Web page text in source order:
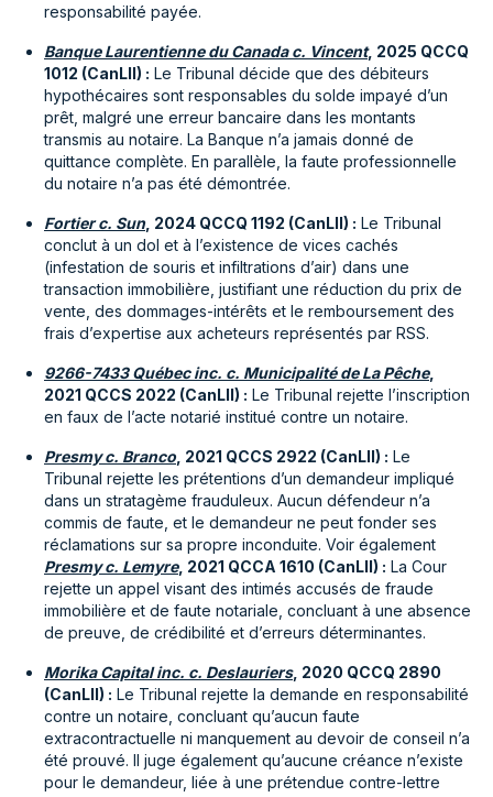
responsabilité payée.
Banque Laurentienne du Canada c. Vincent, 2025 QCCQ
1012 (CanLII) : Le Tribunal décide que des débiteurs
hypothécaires sont responsables du solde impayé d’un
prêt, malgré une erreur bancaire dans les montants
transmis au notaire. La Banque n’a jamais donné de
quittance complète. En parallèle, la faute professionnelle
du notaire n’a pas été démontrée.
Fortier c. Sun, 2024 QCCQ 1192 (CanLII) : Le Tribunal
conclut à un dol et à l’existence de vices cachés
(infestation de souris et infiltrations d’air) dans une
transaction immobilière, justifiant une réduction du prix de
vente, des dommages-intérêts et le remboursement des
frais d’expertise aux acheteurs représentés par RSS.
9266-7433 Québec inc. c. Municipalité de La Pêche,
2021 QCCS 2022 (CanLII) : Le Tribunal rejette l’inscription
en faux de l’acte notarié institué contre un notaire.
Presmy c. Branco , 2021 QCCS 2922 (CanLII) : Le
Tribunal rejette les prétentions d’un demandeur impliqué
dans un stratagème frauduleux. Aucun défendeur n’a
commis de faute, et le demandeur ne peut fonder ses
réclamations sur sa propre inconduite. Voir également
Presmy c. Lemyre, 2021 QCCA 1610 (CanLII) : La Cour
rejette un appel visant des intimés accusés de fraude
immobilière et de faute notariale, concluant à une absence
de preuve, de crédibilité et d’erreurs déterminantes.
Morika Capital inc. c. Deslauriers, 2020 QCCQ 2890
(CanLII) : Le Tribunal rejette la demande en responsabilité
contre un notaire, concluant qu’aucun faute
extracontractuelle ni manquement au devoir de conseil n’a
été prouvé. Il juge également qu’aucune créance n’existe
pour le demandeur, liée à une prétendue contre-lettre